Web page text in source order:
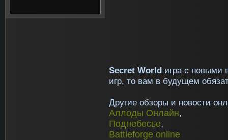
Secret World игра с новыми
игр, то вам в будущем
Другие обзоры и новости
Аллоды Онлайн,
Поднебесье,
Battleforge online